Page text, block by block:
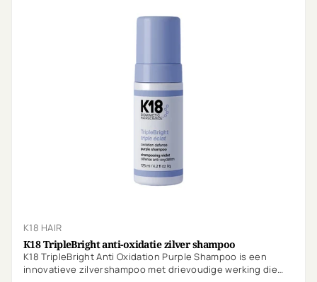
K18 HAIR
K18 TripleBright anti-oxidatie zilver shampoo
K18 TripleBright Anti Oxidation Purple Shampoo is een
innovatieve zilvershampoo met drievoudige werking die